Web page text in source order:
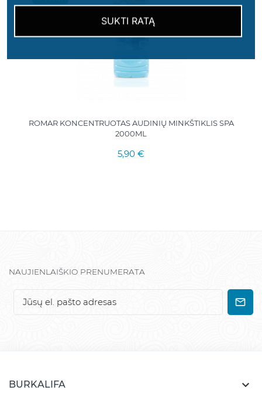
ROMAR KONCENTRUOTAS AUDINIŲ MINKŠTIKLIS SPA
2000ML
5,90 €
NAUJIENLAIŠKIO PRENUMERATA
BURKALIFA 
SUKTI RATĄ